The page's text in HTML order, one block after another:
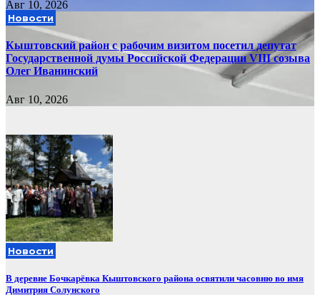
Авг 10, 2026
Новости
Кыштовский район с рабочим визитом посетил депутат
Государственной думы Российской Федерации VIII созыва
Олег Иванинский
Авг 10, 2026
Новости
В деревне Бочкарёвка Кыштовского района освятили часовню во имя
Димитрия Солунского